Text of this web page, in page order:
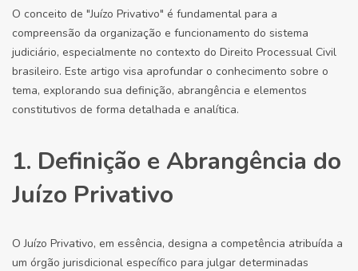
O conceito de "Juízo Privativo" é fundamental para a
compreensão da organização e funcionamento do sistema
judiciário, especialmente no contexto do Direito Processual Civil
brasileiro. Este artigo visa aprofundar o conhecimento sobre o
tema, explorando sua definição, abrangência e elementos
constitutivos de forma detalhada e analítica.
1. Definição e Abrangência do
Juízo Privativo
O Juízo Privativo, em essência, designa a competência atribuída a
um órgão jurisdicional específico para julgar determinadas